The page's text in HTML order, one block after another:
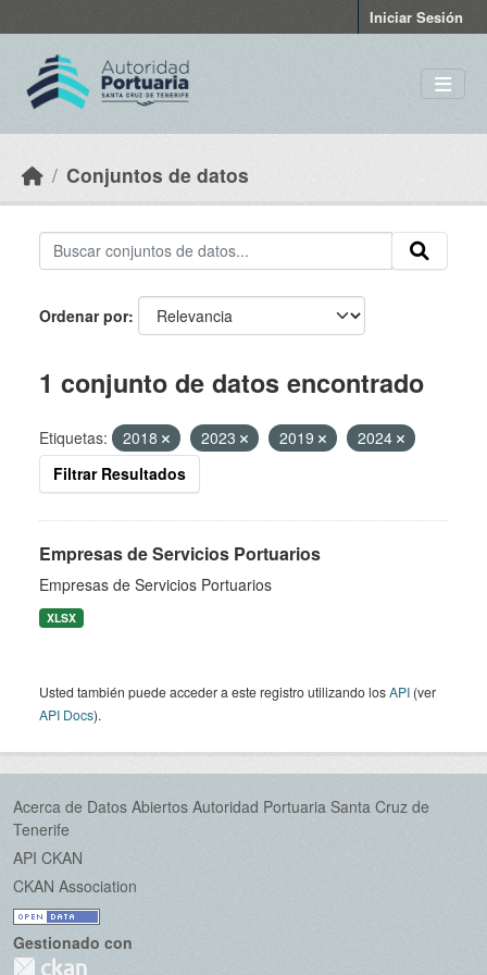
Iniciar Sesión
Conjuntos de datos
Ordenar por
1 conjunto de datos encontrado
Etiquetas: 2018 2023 2019
2024
Filtrar Resultados
Empresas de Servicios Portuarios
Empresas de Servicios Portuarios
XLSX
Usted también puede acceder a este registro utilizando losAPI (ver
API Docs).
Acerca de Datos Abiertos Autoridad Portuaria Santa Cruz de
Tenerife
API CKAN
CKAN Association
Gestionado con